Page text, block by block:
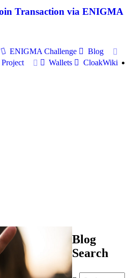
Transaction via ENIGMA
ENIGMA Challenge
Blog
Project
Wallets CloakWiki
Blog
Search